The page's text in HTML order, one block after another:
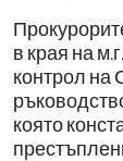
в края на
контрол на
която